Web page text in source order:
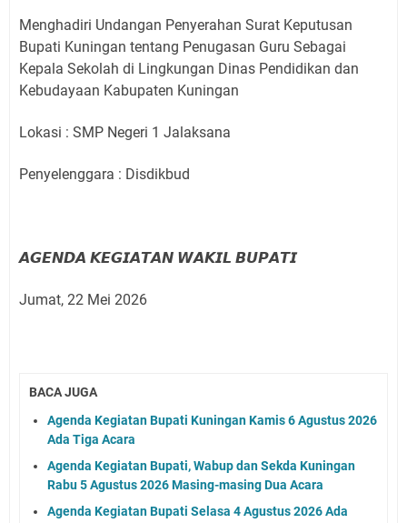
Menghadiri Undangan Penyerahan Surat Keputusan
Bupati Kuningan tentang Penugasan Guru Sebagai
Kepala Sekolah di Lingkungan Dinas Pendidikan dan
Kebudayaan Kabupaten Kuningan
Lokasi : SMP Negeri 1 Jalaksana
Penyelenggara : Disdikbud
𝘼𝙂𝙀𝙉𝘿𝘼 𝙆𝙀𝙂𝙄𝘼𝙏𝘼𝙉 𝙒𝘼𝙆𝙄𝙇 𝘽𝙐𝙋𝘼𝙏𝙄
Jumat, 22 Mei 2026
BACA JUGA
Agenda Kegiatan Bupati Kuningan Kamis 6 Agustus 2026
Ada Tiga Acara
Agenda Kegiatan Bupati, Wabup dan Sekda Kuningan
Rabu 5 Agustus 2026 Masing-masing Dua Acara
Agenda Kegiatan Bupati Selasa 4 Agustus 2026 Ada